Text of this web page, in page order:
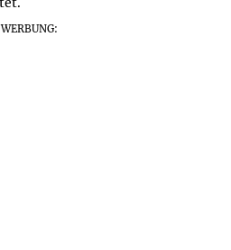
WERBUNG: